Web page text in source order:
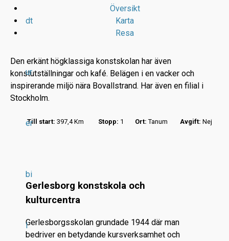
dt
ur
er
bi
l
Översikt
Karta
Resa
Den erkänt högklassiga konstskolan har även
konstutställningar och kafé. Belägen i en vacker och
inspirerande miljö nära Bovallstrand. Har även en filial i
Stockholm.
Till start: 397,4 Km Stopp: 1 Ort: Tanum Avgift: Nej
Gerlesborg konstskola och
kulturcentra
Gerlesborgsskolan grundade 1944 där man
bedriver en betydande kursverksamhet och